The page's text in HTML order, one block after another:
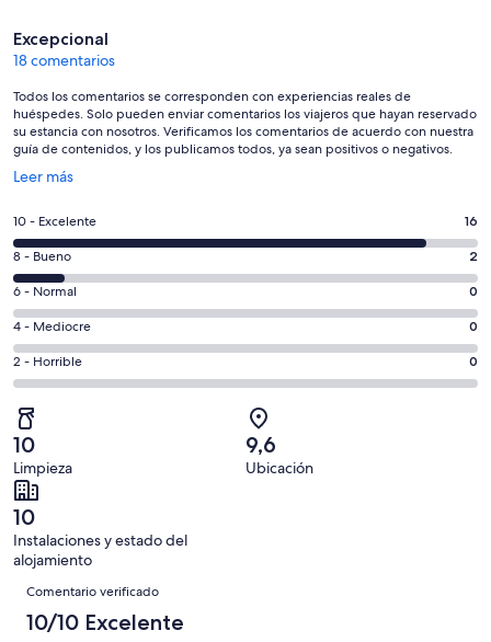
Comentarios
Excepcional
18 comentarios
Todos los comentarios se corresponden con experiencias reales de
huéspedes. Solo pueden enviar comentarios los viajeros que hayan reservado
su estancia con nosotros. Verificamos los comentarios de acuerdo con nuestra
guía de contenidos, y los publicamos todos, ya sean positivos o negativos.
Leer más
Se
en
una
ventana
nueva
16
comentarios
de
un
total
de
18
con
una
puntuación
de
10
-
Excelente
10 - Excelente 16
2
comentarios
de
un
total
de
con
una
puntuación
de
8
-
Bueno
8 - Bueno 2
0
comentarios
de
un
total
de
18
con
una
puntuación
de
6
-
Normal
6 - Normal 0
0
comentarios
de
total
de
18
con
una
puntuación
de
Mediocre
4 - Mediocre 0
0
comentarios
de
un
total
de
18
con
una
puntuación
de
2 - Horrible 0
10
Limpieza
9,6
Ubicación
10
Instalaciones y estado del
alojamiento
Comentarios
Comentario verificado
10/10 Excelente